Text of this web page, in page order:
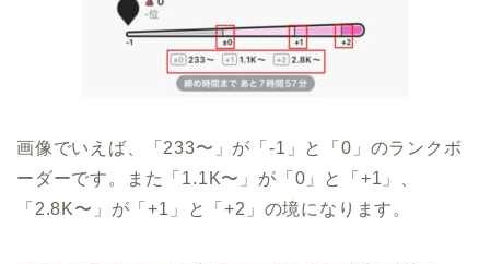
画像でいえば、「233〜」が「-1」と「0」のランクボ
ーダーです。また「1.1K〜」が「0」と「+1」、
「2.8K〜」が「+1」と「+2」の境になります。